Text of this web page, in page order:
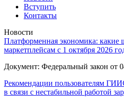
Вступить
Контакты
Новости
Платформенная экономика: какие
маркетплейсам с 1 октября 2026
Документ: Федеральный закон от
Рекомендации пользователям
в связи с нестабильной работой